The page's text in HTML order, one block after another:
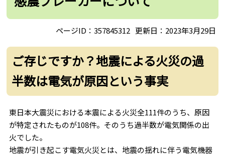
で
ページID：357845312 更新日：2023年3月29日
ご存じですか？地震による火災の過
半数は電気が原因という事実
東日本大震災における本震による火災全111件のうち、原因
が特定されたものが108件。そのうち過半数が電気関係の出
火でした。
地震が引き起こす電気火災とは、地震の揺れに伴う電気機器